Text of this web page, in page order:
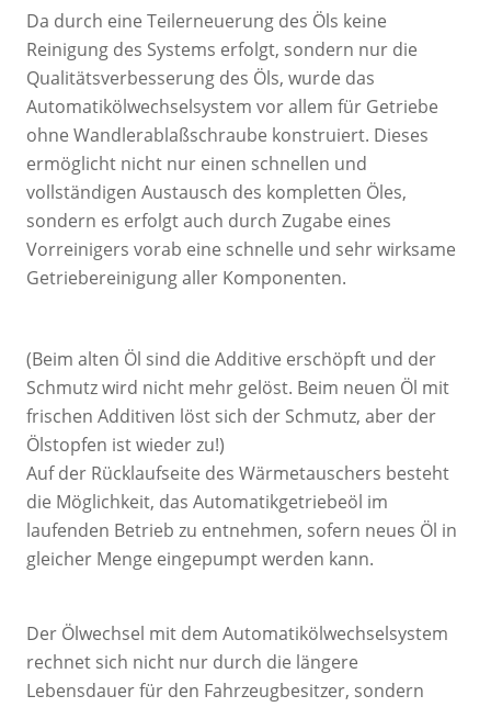
Da durch eine Teilerneuerung des Öls keine
Reinigung des Systems erfolgt, sondern nur die
Qualitätsverbesserung des Öls, wurde das
Automatikölwechselsystem vor allem für Getriebe
ohne Wandlerablaßschraube konstruiert. Dieses
ermöglicht nicht nur einen schnellen und
vollständigen Austausch des kompletten Öles,
sondern es erfolgt auch durch Zugabe eines
Vorreinigers vorab eine schnelle und sehr wirksame
Getriebereinigung aller Komponenten.
(Beim alten Öl sind die Additive erschöpft und der
Schmutz wird nicht mehr gelöst. Beim neuen Öl mit
frischen Additiven löst sich der Schmutz, aber der
Ölstopfen ist wieder zu!)
Auf der Rücklaufseite des Wärmetauschers besteht
die Möglichkeit, das Automatikgetriebeöl im
laufenden Betrieb zu entnehmen, sofern neues Öl in
gleicher Menge eingepumpt werden kann.
Der Ölwechsel mit dem Automatikölwechselsystem
rechnet sich nicht nur durch die längere
Lebensdauer für den Fahrzeugbesitzer, sondern